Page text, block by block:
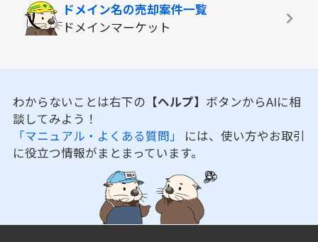
ドメイン名の売却案件一覧
ドメインマーケット
わからないことは右下の 【ヘルプ】 ボタンからAIに相
談してみよう！
「マニュアル・よくある質問」 には、使い方やお取引
に役立つ情報がまとまっています。